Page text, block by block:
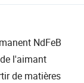
NdFeB
l'aimant
de matières